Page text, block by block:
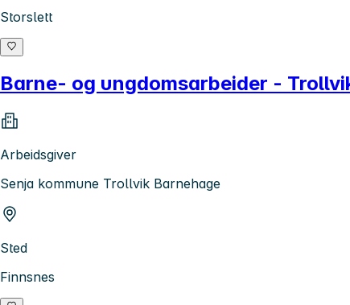
Storslett
Barne- og ungdomsarbeider -
Arbeidsgiver
Senja kommune Trollvik Barnehage
Sted
Finnsnes